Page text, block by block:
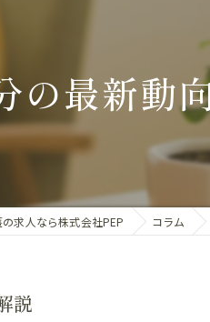
の最新動
求人なら株式会社PEP コラム
説